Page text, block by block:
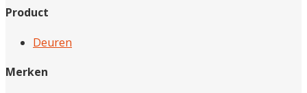
Product
Deuren
Merken